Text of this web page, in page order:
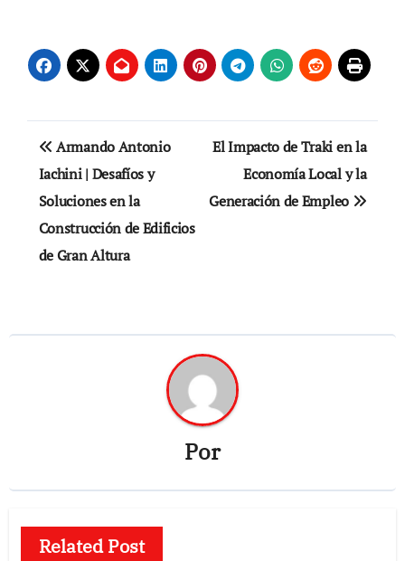
Navegación
de
entradas
Armando Antonio
Iachini | Desafíos y
Soluciones en la
Construcción de Edificios
de Gran Altura
El Impacto de Traki en la
Economía Local y la
Generación de Empleo
Por
Related Post